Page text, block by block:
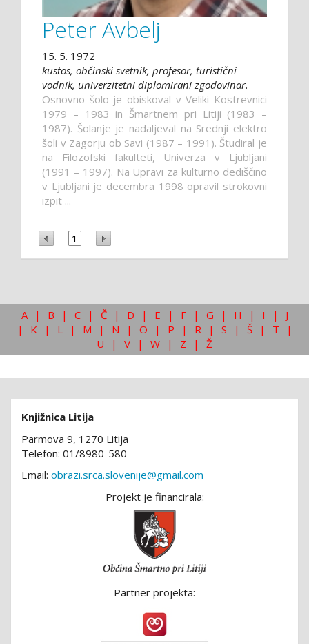
Peter Avbelj
15. 5. 1972
kustos, občinski svetnik, profesor, turistični
vodnik, univerzitetni diplomirani zgodovinar.
Osnovno šolo je obiskoval v Veliki Kostrevnici
1979 – 1983 in Šmartnem pri Litiji (1983 –
1987). Šolanje je nadaljeval na Srednji elektro
šoli v Zagorju ob Savi (1987 – 1991). Študiral je
na Filozofski fakulteti, Univerza v Ljubljani
(1991 – 1997). Na Upravi za kulturno dediščino
v Ljubljani je decembra 1998 opravil strokovni
izpit ...
1
A | B | C | Č | D | E | F | G | H | I |
J
|
K | L | M | N | O | P | R | S | Š | T
|
U
| V | W | Z | Ž
Knjižnica Litija
Parmova 9, 1270 Litija
Telefon: 01/8980-580
Email: obrazi.srca.slovenije@gmail.com
Projekt je financirala:
Partner projekta: